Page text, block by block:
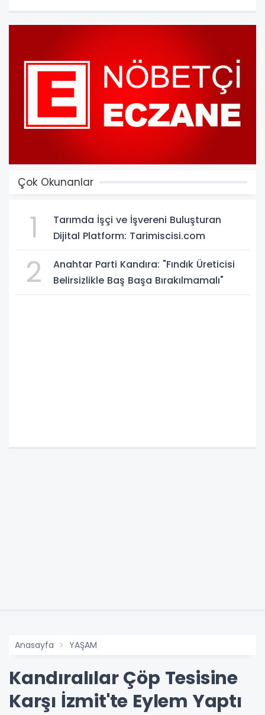
Çok Okunanlar
1
Tarımda İşçi ve İşvereni Buluşturan
Dijital Platform: Tarimiscisi.com
2
Anahtar Parti Kandıra: "Fındık Üreticisi
Belirsizlikle Baş Başa Bırakılmamalı"
Anasayfa YAŞAM
Kandıralılar Çöp Tesisine
Karşı İzmit'te Eylem Yaptı